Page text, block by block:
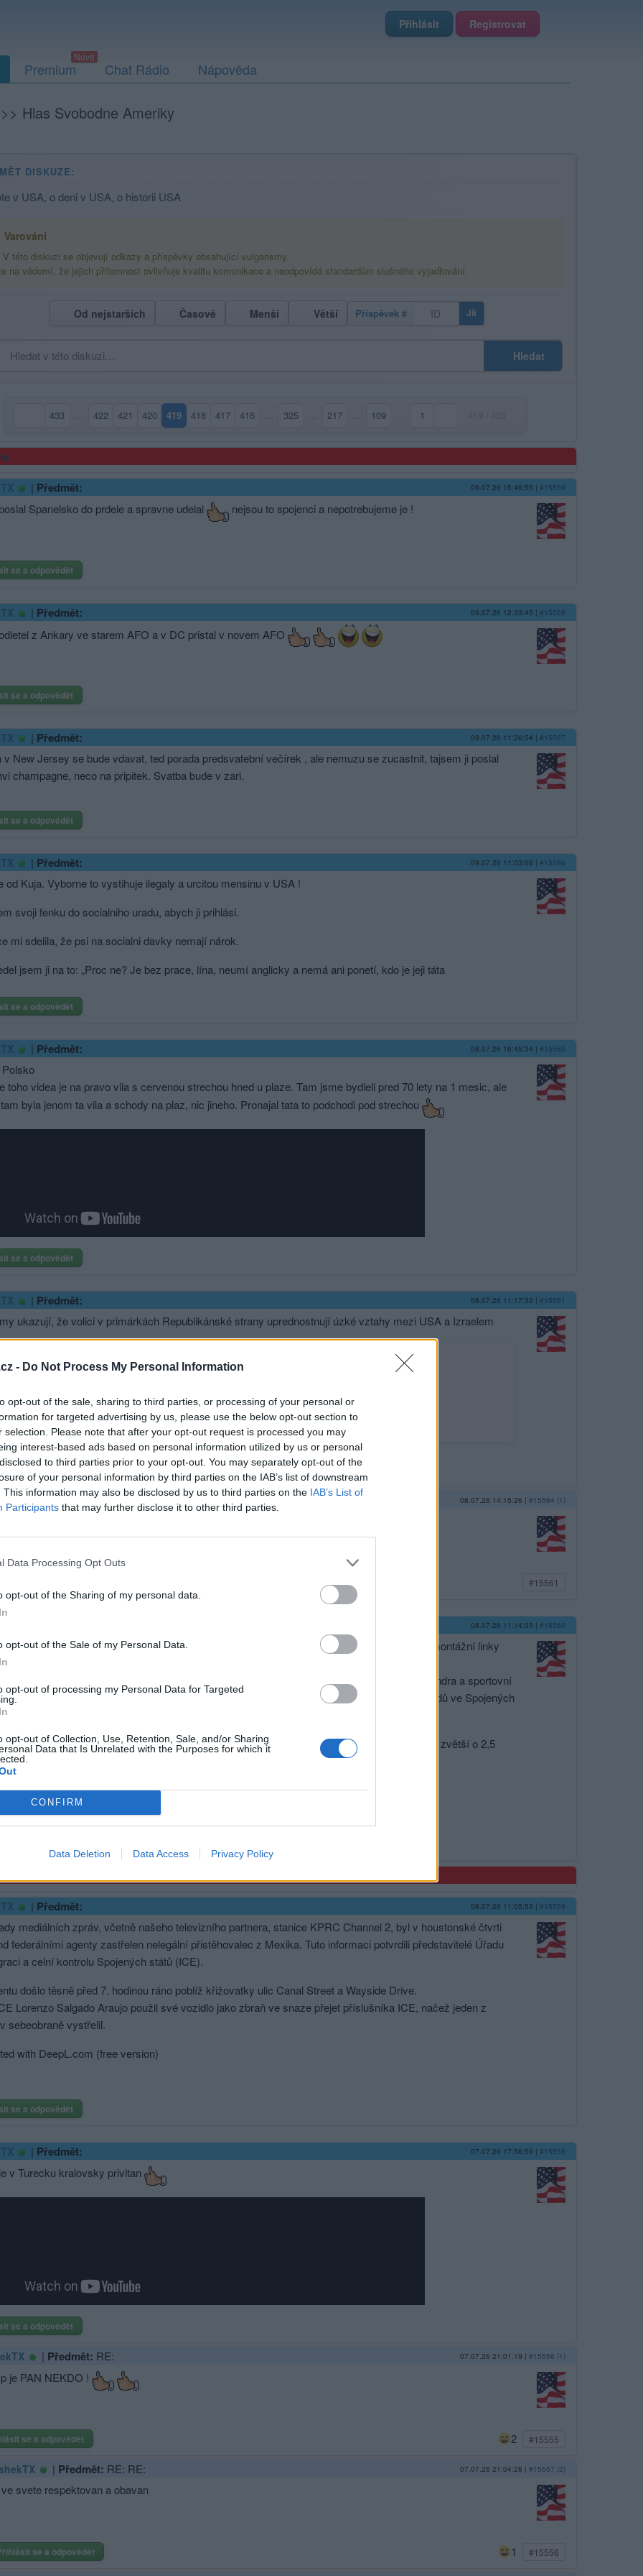
- Do Not Process My Personal Information
opt-out of the sale, sharing to third parties, or processing of your personal or
for targeted advertising by us, please use the below opt-out section to
selection. Please note that after your opt-out request is processed you may
interest-based ads based on personal information utilized by us or personal
to third parties prior to your opt-out. You may separately opt-out of the
of your personal information by third parties on the IAB’s list of downstream
This information may also be disclosed by us to third parties on the IAB’s List of
Participants that may further disclose it to other third parties.
Data Processing Opt Outs
opt-out of the Sharing of my personal data.
opt-out of the Sale of my Personal Data.
opt-out of processing my Personal Data for Targeted
opt-out of Collection, Use, Retention, Sale, and/or Sharing
Data that Is Unrelated with the Purposes for which it
CONFIRM
Data Deletion Data Access Privacy Policy
Přihlásit Registrovat
Premium Chat Rádio Nápověda
>> Hlas Svobodne Ameriky
DISKUZE:
v USA, o deni v USA, o historii USA
Varování
V této diskuzi se objevují odkazy a příspěvky obsahující vulgarismy.
na vědomí, že jejich přítomnost ovlivňuje kvalitu komunikace a neodpovídá standardům slušného vyjadřování.
Od nejstarších Časově Menší Větší Příspěvek # Jít
Hledat
433 422 421 420 419(aktuální strana)
418 417 416 325 217 109 1
| Předmět: 09.07.26 15:49:55 | #15569
Spanelsko do prdele a spravne udelal nejsou to spojenci a nepotrebujeme je !
se a odpovědět
| Předmět: 09.07.26 12:33:45 | #15568
z Ankary ve starem AFO a v DC pristal v novem AFO
se a odpovědět
| Předmět: 09.07.26 11:26:54 | #15567
v New Jersey se bude vdavat, ted porada predsvatební večírek , ale nemuzu se zucastnit, tajsem ji poslal
champagne, neco na pripitek. Svatba bude v zari.
se a odpovědět
| Předmět: 09.07.26 11:03:08 | #15566
od Kuja. Vyborne to vystihuje ilegaly a urcitou mensinu v USA !
svoji fenku do socialniho uradu, abych ji prihlási.
mi sdelila, že psi na socialni davky nemají nárok.
jsem ji na to: „Proc ne? Je bez prace, lína, neumí anglicky a nemá ani ponetí, kdo je jeji táta
se a odpovědět
| Předmět: 08.07.26 16:45:34 | #15565
toho videa je na pravo vila s cervenou strechou hned u plaze. Tam jsme bydleli pred 70 lety na 1 mesic, ale
byla jenom ta vila a schody na plaz, nic jineho. Pronajal tata to podchodi pod strechou
se a odpovědět
| Předmět: 08.07.26 11:17:32 | #15561
ukazují, že volici v primárkách Republikánské strany uprednostnují úzké vztahy mezi USA a Izraelem
se a odpovědět
|Předmět:RE: 08.07.26 14:15:26 | #15564 (1)
#15561
08.07.26 11:14:33 | #15560
Toyota Motor North America (TMNA) investuje 3,6 miliardy dolarů do vybudování druhé montážní linky
upy Tacoma ve výrobním areálu společnosti v San Antoniu v Texasu.
v San Antoniu v současné době zaměstnává více než 3 700 lidí. Toyota zde vyrábí pick-up Tundra a sportovní
vozidlo Sequoia. Včetně San Antonia provozuje Toyota v současné době 10 výrobních závodů ve Spojených
expanzi vznikne 2 000 nových, vysoce kvalitních pracovních míst a areál Toyota Texas se zvětší o 2,5
stop, čímž se do roku 2030 zdvojnásobí jeho rozloha.
výrobu modelu Tacoma z Mexika do USA.
with DeepL.com (free version)
| Předmět: 08.07.26 11:05:53 | #15559
mediálních zpráv, včetně našeho televizního partnera, stanice KPRC Channel 2, byl v houstonské čtvrti
federálními agenty zastřelen nelegální přistěhovalec z Mexika. Tuto informaci potvrdili představitelé Úřadu
a celní kontrolu Spojených států (ICE).
došlo těsně před 7. hodinou ráno poblíž křižovatky ulic Canal Street a Wayside Drive.
Lorenzo Salgado Araujo použil své vozidlo jako zbraň ve snaze přejet příslušníka ICE, načež jeden z
sebeobraně vystřelil.
with DeepL.com (free version)
se a odpovědět
| Předmět: 07.07.26 17:56:59 | #15555
v Turecku kralovsky privitan
se a odpovědět
| Předmět: RE: 07.07.26 21:01:19 | #15556 (1)
je PAN NEKDO !
se a odpovědět 2 #15555
| Předmět: RE: RE: 07.07.26 21:04:28 | #15557 (2)
svete respektovan a obavan
se a odpovědět 1 #15556